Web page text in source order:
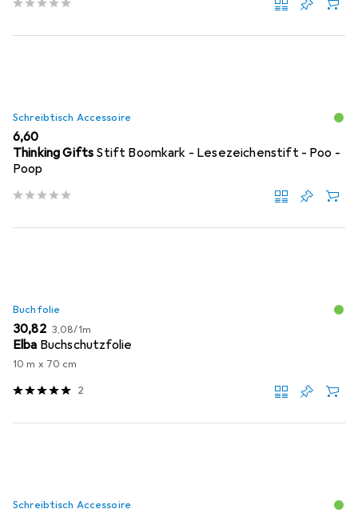
Schreibtisch Accessoire
EUR
6,60
Thinking Gifts Stift Boomkark - Lesezeichenstift - Poo -
Poop
Buchfolie
EUR
30,82 EUR
3,08/1m
Elba Buchschutzfolie
10 m x 70 cm
2
Schreibtisch Accessoire